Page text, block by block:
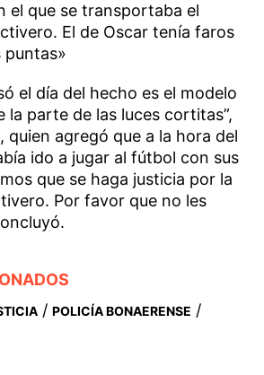
el que se transportaba el
El de Oscar tenía faros
puntas»
el día del hecho es el modelo
la parte de las luces cortitas”,
quien agregó que a la hora del
ido a jugar al fútbol con sus
que se haga justicia por la
Por favor que no les
/ POLICÍA BONAERENSE /